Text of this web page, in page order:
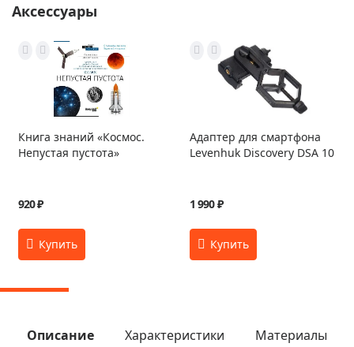
Аксессуары
Книга знаний «Космос.
Непустая пустота»
920 ₽
Адаптер для смартфона
Levenhuk Discovery DSA 10
1 990 ₽
Описание Характеристики Материалы